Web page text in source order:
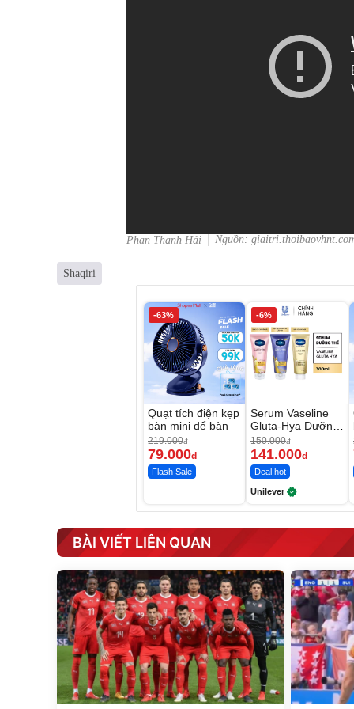
Phan Thanh Hải Nguồn:
Shaqiri
-63%
Quạt tích điện kẹp
bàn mini để bàn
219.000đ
79.000đ
Flash Sale
-6%
Serum Vaseline
Gluta-Hya Dưỡng
Da Sáng Mịn Sau
7 Ngày
150.000đ
141.000đ
Deal hot
Unilever
BÀI VIẾT LIÊN QUAN